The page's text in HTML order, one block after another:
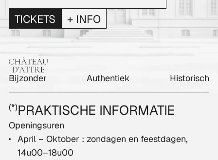
TICKETS + INFO
Bijzonder Authentiek Historisch
(*)PRAKTISCHE INFORMATIE
Openingsuren
April – Oktober : zondagen en feestdagen,
14u00–18u00